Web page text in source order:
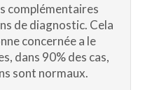
complémentaires
de diagnostic. Cela
concernée a le
dans 90% des cas,
sont normaux.